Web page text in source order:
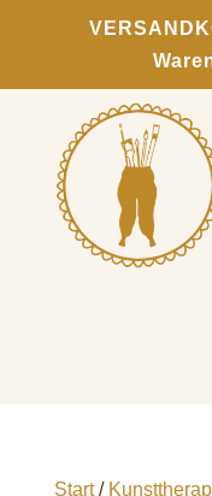
Start/